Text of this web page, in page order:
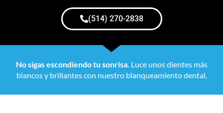
(514) 270-2838
No sigas escondiendo tu sonrisa. Luce unos dientes más
blancos y brillantes con nuestro blanqueamiento dental.